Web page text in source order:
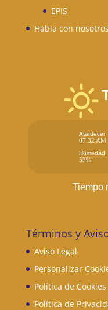
EPIS
Habla con nosotros
Atardecer
07:32 AM
Humedad
53%
Tiempo
Términos y
Aviso Legal
Personalizar
Política de Cookies
Política de